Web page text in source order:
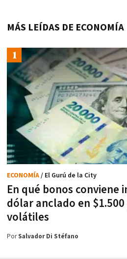
MÁS LEÍDAS DE ECONOMÍA
En qué bonos conviene
dólar anclado en
volátiles
ECONOMÍA/ El Gurú de la City
PorSalvador Di Stéfano